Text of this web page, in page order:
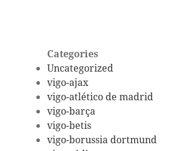
Categories
Uncategorized
vigo-ajax
vigo-atlético de madrid
vigo-barça
vigo-betis
vigo-borussia dortmund